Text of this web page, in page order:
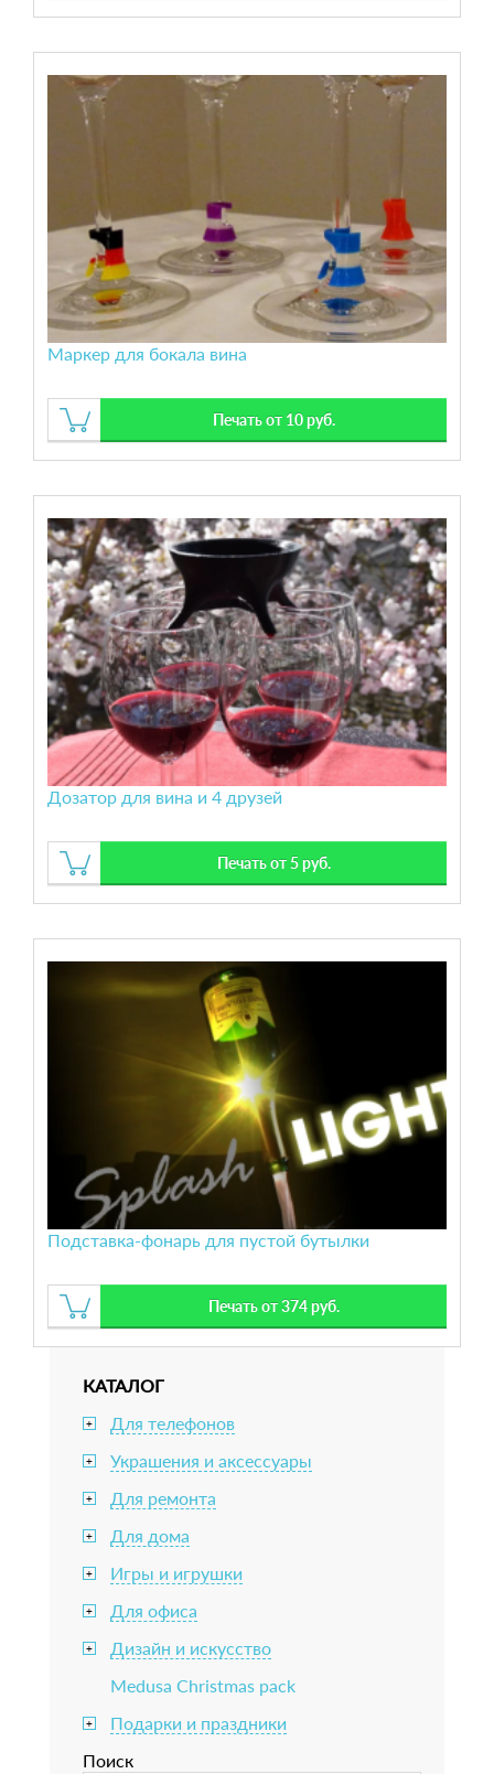
Маркер для бокала вина
Печать от 10 руб.
Дозатор для вина и 4 друзей
Печать от 5 руб.
Подставка-фонарь для пустой бутылки
Печать от 374 руб.
КАТАЛОГ
+ Для телефонов
+ Украшения и аксессуары
+ Для ремонта
+ Для дома
+ Игры и игрушки
+ Для офиса
+
Дизайн и искусство
Medusa Christmas pack
+
Подарки и праздники
Поиск